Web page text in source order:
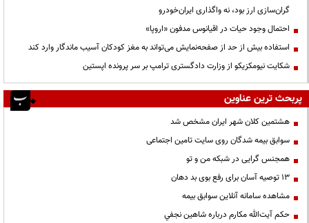
گران‌سازی ارز بود، نه واگذاری ایران‌خودرو
احتمال وجود حیات در اقیانوس مدفون «اروپا»
استفاده بیش از حد از صفحه‌نمایش می‌تواند به مغز کودکان آسیب ماندگار وارد کند
شکایت نیومکزیکو از وزارت دادگستری ترامپ بر سر پرونده اپستین
پربحث ترین عناوین
هشتمین کلان شهر ایران مشخص شد
سوابق بیمه شدگان روی سایت تامین اجتماعی
همجنس گرایی در شبکه من و تو
13 توصیه آسان برای رفع بوی بد دهان
مشاهده سامانه آنلاين سوابق بیمه
حكم آيت‌الله مكارم درباره شاهين نجفي